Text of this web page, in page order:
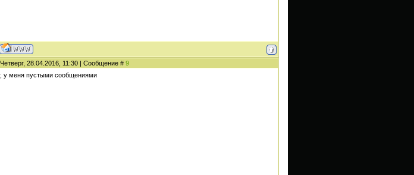
28.04.2016, 11:30 | Сообщение # 9
у меня пустыми сообщениями